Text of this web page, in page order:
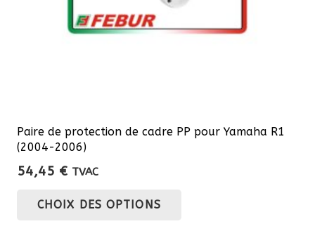
du
Paire de protection de cadre PP pour Yamaha R1
(2004-2006)
54,45 € TVAC
CHOIX DES OPTIONS